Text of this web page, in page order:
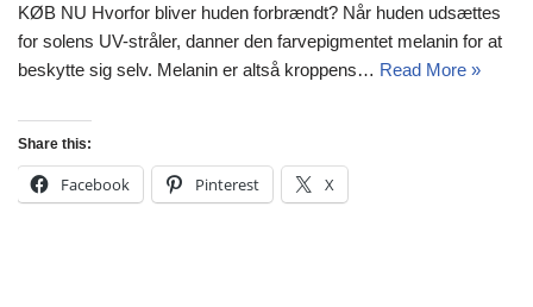
KØB NU Hvorfor bliver huden forbrændt? Når huden udsættes
for solens UV-stråler, danner den farvepigmentet melanin for at
beskytte sig selv. Melanin er altså kroppens… Read More »
Share this:
Facebook Pinterest X